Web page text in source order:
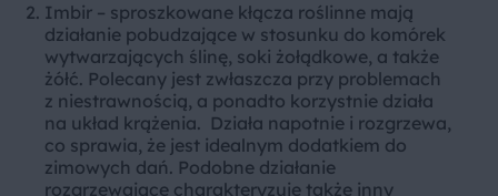
Imbir – sproszkowane kłącza roślinne mają
działanie pobudzające w stosunku do komórek
wytwarzających ślinę, soki żołądkowe, a także
żółć. Polecany jest zwłaszcza przy problemach
z niestrawnością, a ponadto korzystnie działa
na układ krążenia. Działa napotnie i rozgrzewa,
co sprawia, że jest idealnym dodatkiem do
zimowych dań. Podobne działanie
rozgrzewające charakteryzuje także inny